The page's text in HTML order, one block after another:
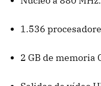
1.536
2 GB de memoria